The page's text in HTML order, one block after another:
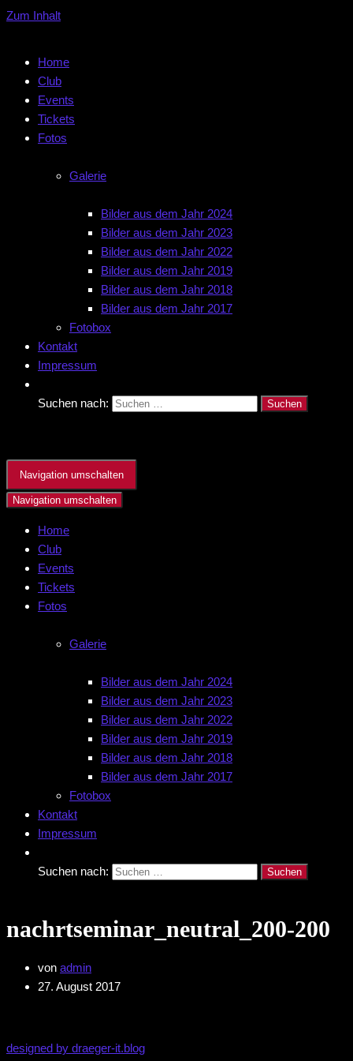
Zum Inhalt
Home
Club
Events
Tickets
Fotos
Galerie
Bilder aus dem Jahr 2024
Bilder aus dem Jahr 2023
Bilder aus dem Jahr 2022
Bilder aus dem Jahr 2019
Bilder aus dem Jahr 2018
Bilder aus dem Jahr 2017
Fotobox
Kontakt
Impressum
Suchen nach:
Navigation umschalten
Navigation umschalten
Home
Club
Events
Tickets
Fotos
Galerie
Bilder aus dem Jahr 2024
Bilder aus dem Jahr 2023
Bilder aus dem Jahr 2022
Bilder aus dem Jahr 2019
Bilder aus dem Jahr 2018
Bilder aus dem Jahr 2017
Fotobox
Kontakt
Impressum
Suchen nach:
nachrtseminar_neutral_200-200
von admin
27. August 2017
designed by draeger-it.blog